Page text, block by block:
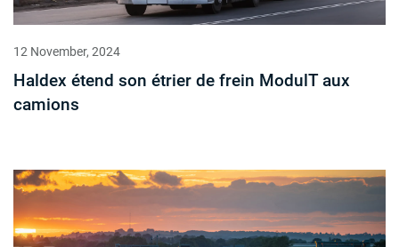
12 November, 2024
Haldex étend son étrier de frein ModulT aux
camions